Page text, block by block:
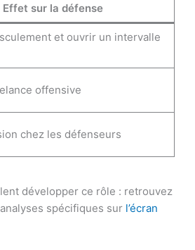
Effet sur la défense
et ouvrir un intervalle
offensive
chez les défenseurs
développer ce rôle : retrouvez
spécifiques sur l’écran